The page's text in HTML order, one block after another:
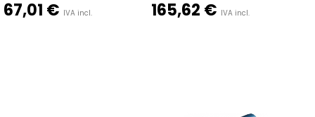
67,01 € IVA incl. 165,62 € IVA incl.